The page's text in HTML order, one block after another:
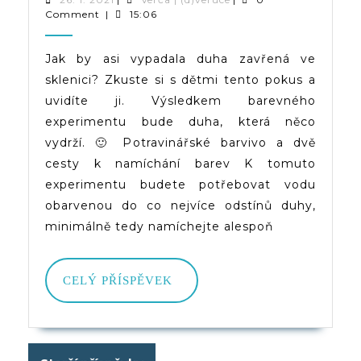
Ve
Sklenici
1.
Comment
| 15:06
Jak by asi vypadala duha zavřená ve
sklenici? Zkuste si s dětmi tento pokus a
uvidíte ji. Výsledkem barevného
experimentu bude duha, která něco
vydrží. 🙂 Potravinářské barvivo a dvě
cesty k namíchání barev K tomuto
experimentu budete potřebovat vodu
obarvenou do co nejvíce odstínů duhy,
minimálně tedy namíchejte alespoň
CELÝ PŘÍSPĚVEK
CELÝ
PŘÍSPĚVEK